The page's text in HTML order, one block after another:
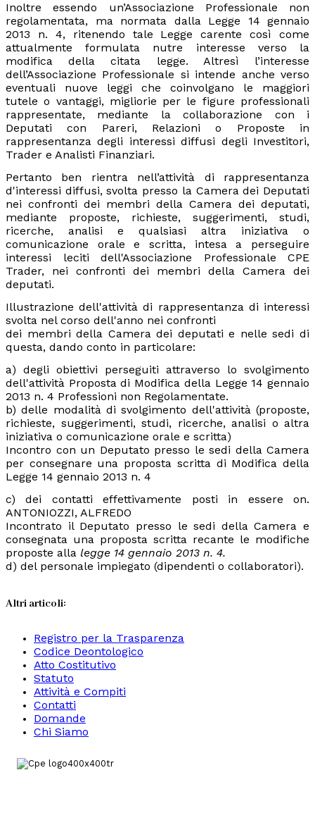
Inoltre essendo un’Associazione Professionale non
regolamentata, ma normata dalla Legge 14 gennaio
2013 n. 4, ritenendo tale Legge carente così come
attualmente formulata nutre interesse verso la
modifica della citata legge. Altresì l’interesse
dell’Associazione Professionale si intende anche verso
eventuali nuove leggi che coinvolgano le maggiori
tutele o vantaggi, migliorie per le figure professionali
rappresentate, mediante la collaborazione con i
Deputati con Pareri, Relazioni o Proposte in
rappresentanza degli interessi diffusi degli Investitori,
Trader e Analisti Finanziari.
Pertanto ben rientra nell’attività di rappresentanza
d'interessi diffusi, svolta presso la Camera dei Deputati
nei confronti dei membri della Camera dei deputati,
mediante proposte, richieste, suggerimenti, studi,
ricerche, analisi e qualsiasi altra iniziativa o
comunicazione orale e scritta, intesa a perseguire
interessi leciti dell'Associazione Professionale CPE
Trader, nei confronti dei membri della Camera dei
deputati.
Illustrazione dell'attività di rappresentanza di interessi
svolta nel corso dell'anno nei confronti
dei membri della Camera dei deputati e nelle sedi di
questa, dando conto in particolare:
a) degli obiettivi perseguiti attraverso lo svolgimento
dell'attività Proposta di Modifica della Legge 14 gennaio
2013 n. 4 Professioni non Regolamentate.
b) delle modalità di svolgimento dell'attività (proposte,
richieste, suggerimenti, studi, ricerche, analisi o altra
iniziativa o comunicazione orale e scritta)
Incontro con un Deputato presso le sedi della Camera
per consegnare una proposta scritta di Modifica della
Legge 14 gennaio 2013 n. 4
c) dei contatti effettivamente posti in essere on.
ANTONIOZZI, ALFREDO
Incontrato il Deputato presso le sedi della Camera e
consegnata una proposta scritta recante le modifiche
proposte alla legge 14 gennaio 2013 n. 4.
d) del personale impiegato (dipendenti o collaboratori).
Altri articoli:
Registro per la Trasparenza
Codice Deontologico
Atto Costitutivo
Statuto
Attività e Compiti
Contatti
Domande
Chi Siamo